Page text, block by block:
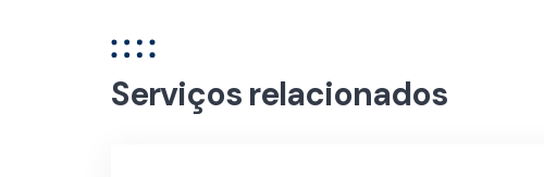
Serviços relacionados